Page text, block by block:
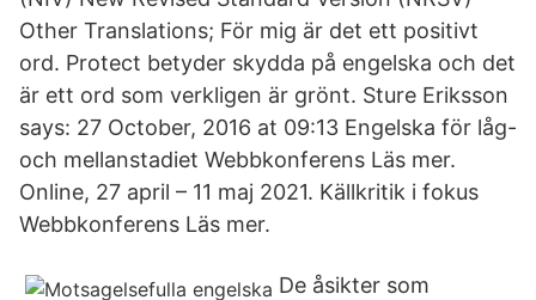
Other Translations; För mig är det ett positivt
ord. Protect betyder skydda på engelska och det
är ett ord som verkligen är grönt. Sture Eriksson
says: 27 October, 2016 at 09:13 Engelska för låg-
och mellanstadiet Webbkonferens Läs mer.
Online, 27 april – 11 maj 2021. Källkritik i fokus
Webbkonferens Läs mer.
De åsikter som